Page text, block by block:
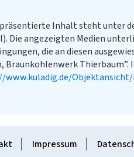
Inhalt steht unter
Die angezeigten Medien
die an diesen
Braunkohlenwerk Thierbaum”.
Objektansicht/
Impressum